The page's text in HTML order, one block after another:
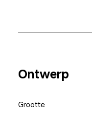
Ontwerp
Grootte